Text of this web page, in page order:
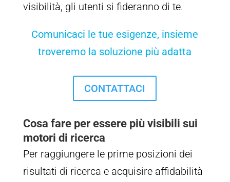
visibilità, gli utenti si fideranno di te.
Comunicaci le tue esigenze, insieme
troveremo la soluzione più adatta
CONTATTACI
Cosa fare per essere più visibili sui
motori di ricerca
Per raggiungere le prime posizioni dei
risultati di ricerca e acquisire affidabilità